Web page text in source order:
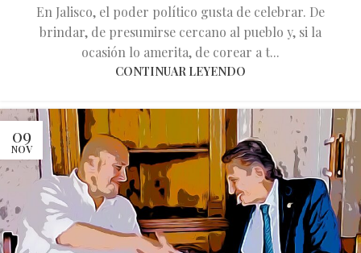
En Jalisco, el poder político gusta de celebrar. De
brindar, de presumirse cercano al pueblo y, si la
ocasión lo amerita, de corear a t...
CONTINUAR LEYENDO
09
NOV